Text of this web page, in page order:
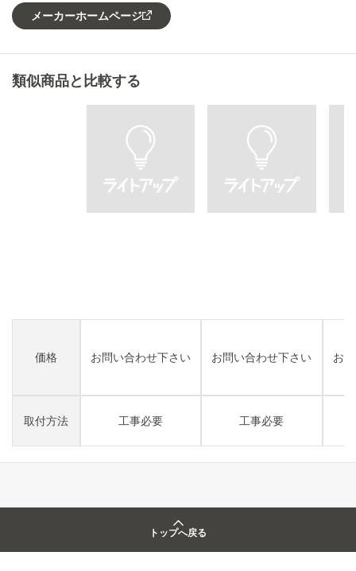
メーカーホームページ
類似商品と比較する
価格
取付方法
お問い合わせ下さい
工事必要
お問い合わせ下さい
工事必要
お
トップへ戻る